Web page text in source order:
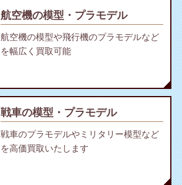
航空機の模型・プラモデル
航空機の模型や飛行機のプラモデルなど
を幅広く買取可能
戦車の模型・プラモデル
戦車のプラモデルやミリタリー模型など
を高価買取いたします